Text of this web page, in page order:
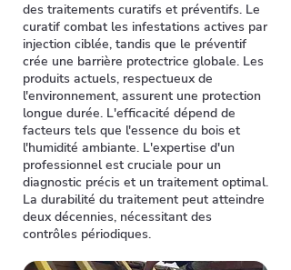
des traitements curatifs et préventifs. Le
curatif combat les infestations actives par
injection ciblée, tandis que le préventif
crée une barrière protectrice globale. Les
produits actuels, respectueux de
l'environnement, assurent une protection
longue durée. L'efficacité dépend de
facteurs tels que l'essence du bois et
l'humidité ambiante. L'expertise d'un
professionnel est cruciale pour un
diagnostic précis et un traitement optimal.
La durabilité du traitement peut atteindre
deux décennies, nécessitant des
contrôles périodiques.